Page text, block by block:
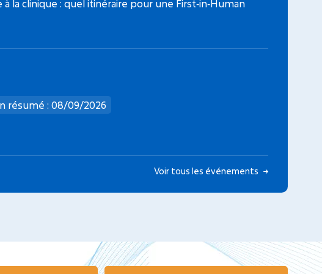
la clinique : quel itinéraire pour une First‑in‑Human
résumé : 08/09/2026
Voir tous les événements